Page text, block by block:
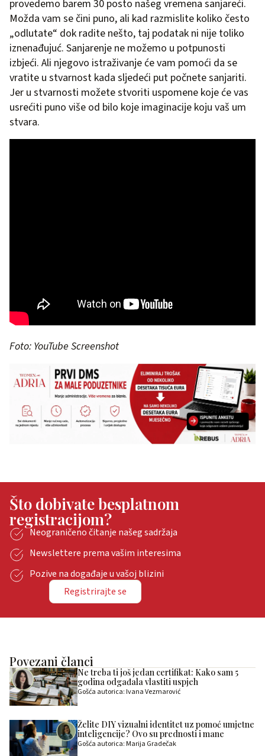
provedemo barem 30 posto našeg vremena sanjareći.
Možda vam se čini puno, ali kad razmislite koliko često
„odlutate“ dok radite nešto, taj podatak ni nije toliko
iznenađujuć. Sanjarenje ne možemo u potpunosti
izbjeći. Ali njegovo istraživanje će vam pomoći da se
vratite u stvarnost kada sljedeći put počnete sanjariti.
Jer u stvarnosti možete stvoriti uspomene koje će vas
usrećiti puno više od bilo koje imaginacije koju vaš um
stvara.
Foto: YouTube Screenshot
Što dobivate besplatnom
registracijom?
Neograničeno čitanje našeg sadržaja
Newslettere prema vašim interesima
Pozive na događaje u vašoj blizini
Registrirajte se
Povezani članci
Ne treba ti još jedan certifikat: Kako sam 5
godina odgađala vlastiti uspjeh
Gošća autorica: Ivana Vezmarović
Želite DIY vizualni identitet uz pomoć umjetne
inteligencije? Ovo su prednosti i mane
Gošća autorica: Marija Gradečak